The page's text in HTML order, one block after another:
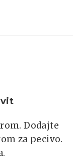
Dodajte
za pecivo.